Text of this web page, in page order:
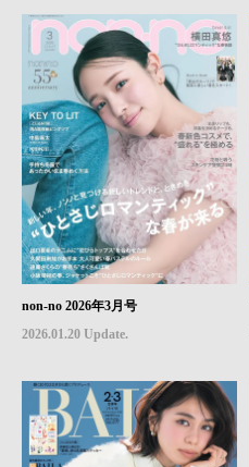
non-no 2026年3月号
2026.01.20 Update.